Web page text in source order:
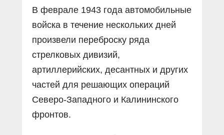
В феврале 1943 года автомобильные
войска в течение нескольких дней
произвели переброску ряда
стрелковых дивизий,
артиллерийских, десантных и других
частей для решающих операций
Северо-Западного и Калининского
фронтов.